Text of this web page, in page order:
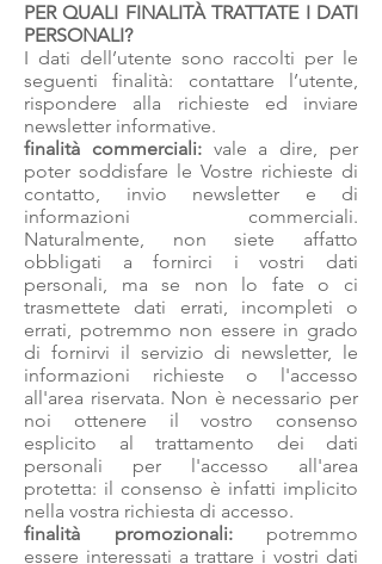
PER QUALI FINALITÀ TRATTATE I DATI
PERSONALI?
I dati dell’utente sono raccolti per le
seguenti finalità: contattare l’utente,
rispondere alla richieste ed inviare
newsletter informative.
finalità commerciali:vale a dire, per
poter soddisfare le Vostre richieste di
contatto, invio newsletter e di
informazioni commerciali.
Naturalmente, non siete affatto
obbligati a fornirci i vostri dati
personali, ma se non lo fate o ci
trasmettete dati errati, incompleti o
errati, potremmo non essere in grado
di fornirvi il servizio di newsletter, le
informazioni richieste o l'accesso
all'area riservata. Non è necessario per
noi ottenere il vostro consenso
esplicito al trattamento dei dati
personali per l'accesso all'area
protetta: il consenso è infatti implicito
nella vostra richiesta di accesso.
finalità promozionali:potremmo
essere interessati a trattare i vostri dati